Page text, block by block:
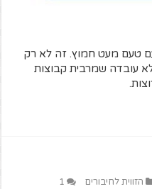
טעם מעט חמוץ. זה לא רק
עובדה שמרבית קבוצות
הזווית לחיבורים 1